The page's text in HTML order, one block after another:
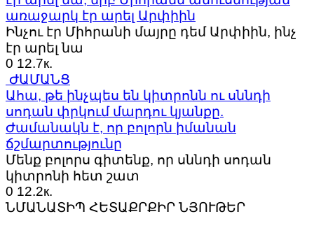
առաջարկ էր արել Արփիին
Ինչու էր Միհրանի մայրը դեմ Արփիին, ինչ
էր արել նա
0 12.7к.
ԺԱՄԱՆՑ
Ահա, թե ինչպես են կիտրոնն ու սննդի
սոդան փրկում մարդու կյանքը.
Ժամանակն է, որ բոլորն իմանան
ճշմարտությունը
Մենք բոլորս գիտենք, որ սննդի սոդան
կիտրոնի հետ շատ
0 12.2к.
ՆՄԱՆԱՏԻՊ ՀԵՏԱՔՐՔԻՐ ՆՅՈՒԹԵՐ